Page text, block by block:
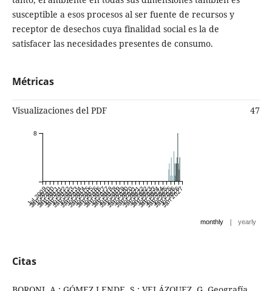
susceptible a esos procesos al ser fuente de recursos y
receptor de desechos cuya finalidad social es la de
satisfacer las necesidades presentes de consumo.
Métricas
Visualizaciones del PDF 47
Jul 2009
Jan 2010
Jul 2010
Jan 2011
Jul 2011
Jan 2012
Jul 2012
Jan 2013
Jul 2013
Jan 2014
Jul 2014
Jan 2015
Jul 2015
Jan 2016
Jul 2016
Jan 2017
Jul 2017
Jan 2018
Jul 2018
Jan 2019
Jul 2019
Jan 2020
Jul 2020
Jan 2021
Jul 2021
Jan 2022
Jul 2022
Jan 2023
Jul 2023
Jan 2024
Jul 2024
Jan 2025
Jul 2025
Jan 2026
Jul 2026
Jan 2027
8
monthly | yearly
Citas